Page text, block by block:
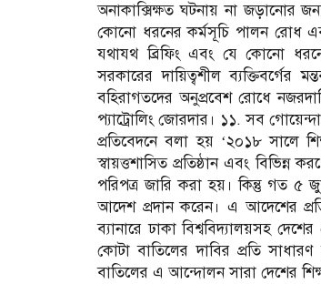
অনাকাক্সিক্ষত ঘটনায় না জড়ানোর
কোনো ধরনের কর্মসূচি পালন রোধ
যথাযথ ব্রিফিং এবং যে কোনো
সরকারের দায়িত্বশীল ব্যক্তিবর্গের
বহিরাগতদের অনুপ্রবেশ রোধে
প্যাট্রোলিং জোরদার। ১১. সব গোয়েন্দা
প্রতিবেদনে বলা হয় ‘২০১৮ সালে
স্বায়ত্তশাসিত প্রতিষ্ঠান এবং
পরিপত্র জারি করা হয়। কিন্তু গত ৫
আদেশ প্রদান করেন। এ আদেশের
ব্যানারে ঢাকা বিশ্ববিদ্যালয়সহ
কোটা বাতিলের দাবির প্রতি
বাতিলের এ আন্দোলন সারা দেশের